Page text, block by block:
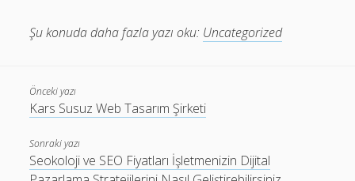
Şu konuda daha fazla yazı oku: Uncategorized
Önceki yazı
Kars Susuz Web Tasarım Şirketi
Sonraki yazı
Seokoloji ve SEO Fiyatları İşletmenizin Dijital